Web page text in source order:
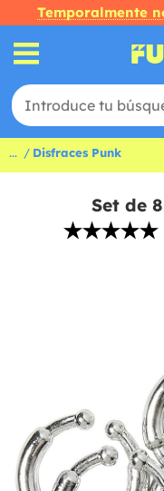
Temporalmente
... Disfraces Punk
Set de